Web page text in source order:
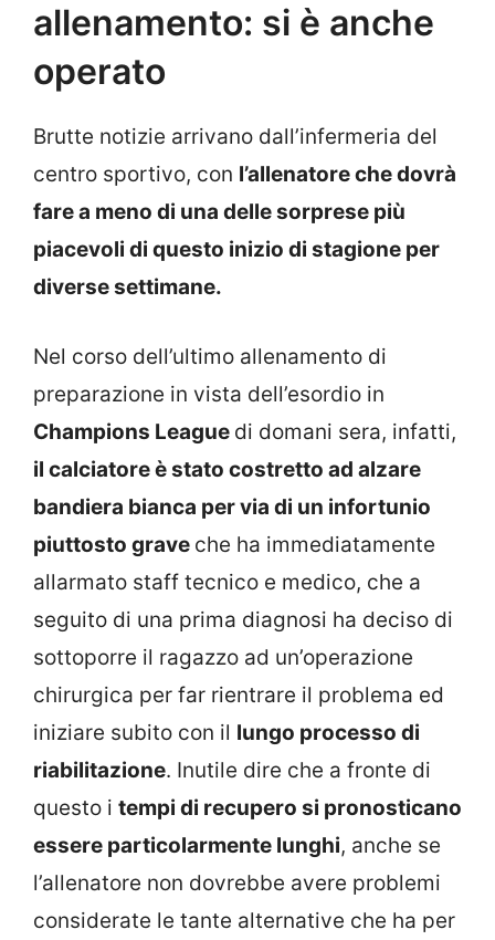
allenamento: si è anche
operato
Brutte notizie arrivano dall’infermeria del
centro sportivo, con l’allenatore che dovrà
fare a meno di una delle sorprese più
piacevoli di questo inizio di stagione per
diverse settimane.
Nel corso dell’ultimo allenamento di
preparazione in vista dell’esordio in
Champions League di domani sera, infatti,
il calciatore è stato costretto ad alzare
bandiera bianca per via di un infortunio
piuttosto grave che ha immediatamente
allarmato staff tecnico e medico, che a
seguito di una prima diagnosi ha deciso di
sottoporre il ragazzo ad un’operazione
chirurgica per far rientrare il problema ed
iniziare subito con il lungo processo di
riabilitazione. Inutile dire che a fronte di
questo i tempi di recupero si pronosticano
essere particolarmente lunghi, anche se
l’allenatore non dovrebbe avere problemi
considerate le tante alternative che ha per